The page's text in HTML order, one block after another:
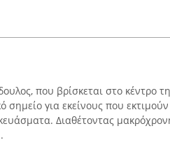
που βρίσκεται στο κέντρο
σημείο για εκείνους που
Διαθέτοντας